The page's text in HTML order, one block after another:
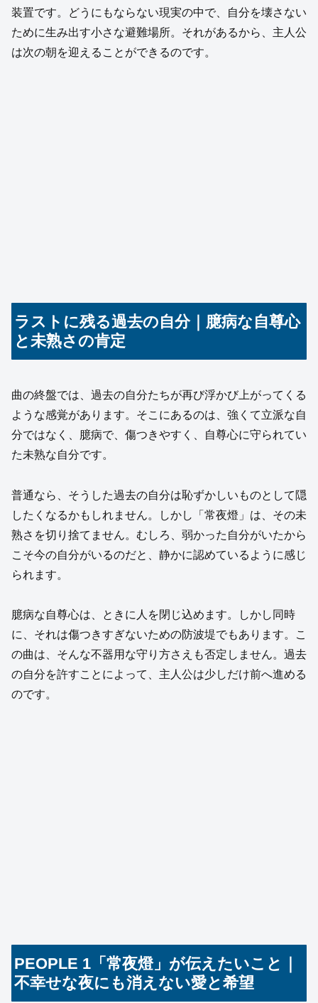
装置です。どうにもならない現実の中で、自分を壊さない
ために生み出す小さな避難場所。それがあるから、主人公
は次の朝を迎えることができるのです。
ラストに残る過去の自分｜臆病な自尊心
と未熟さの肯定
曲の終盤では、過去の自分たちが再び浮かび上がってくる
ような感覚があります。そこにあるのは、強くて立派な自
分ではなく、臆病で、傷つきやすく、自尊心に守られてい
た未熟な自分です。
普通なら、そうした過去の自分は恥ずかしいものとして隠
したくなるかもしれません。しかし「常夜燈」は、その未
熟さを切り捨てません。むしろ、弱かった自分がいたから
こそ今の自分がいるのだと、静かに認めているように感じ
られます。
臆病な自尊心は、ときに人を閉じ込めます。しかし同時
に、それは傷つきすぎないための防波堤でもあります。こ
の曲は、そんな不器用な守り方さえも否定しません。過去
の自分を許すことによって、主人公は少しだけ前へ進める
のです。
PEOPLE 1「常夜燈」が伝えたいこと｜
不幸せな夜にも消えない愛と希望